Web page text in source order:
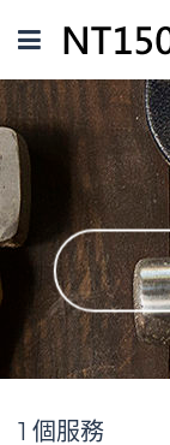
Toggle
navigation
1 個服務